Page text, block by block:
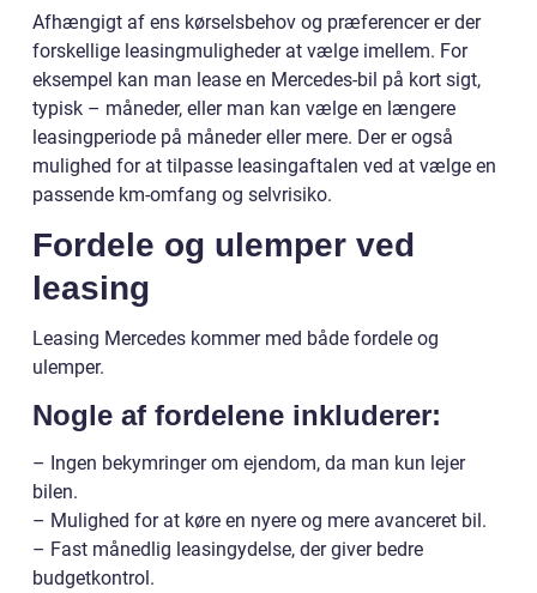
Afhængigt af ens kørselsbehov og præferencer er der
forskellige leasingmuligheder at vælge imellem. For
eksempel kan man lease en Mercedes-bil på kort sigt,
typisk – måneder, eller man kan vælge en længere
leasingperiode på måneder eller mere. Der er også
mulighed for at tilpasse leasingaftalen ved at vælge en
passende km-omfang og selvrisiko.
Fordele og ulemper ved
leasing
Leasing Mercedes kommer med både fordele og
ulemper.
Nogle af fordelene inkluderer:
– Ingen bekymringer om ejendom, da man kun lejer
bilen.
– Mulighed for at køre en nyere og mere avanceret bil.
– Fast månedlig leasingydelse, der giver bedre
budgetkontrol.